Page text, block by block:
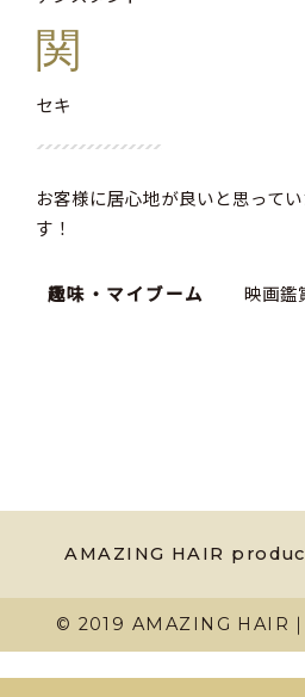
関
セキ
お客様に居心地が良いと思って
す！
趣味・マイブーム 映画鑑
AMAZING HAIR
© 2019 AMAZING HAIR